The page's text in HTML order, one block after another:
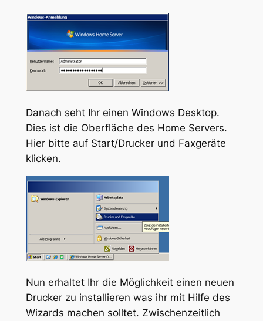
Danach seht Ihr einen Windows Desktop.
Dies ist die Oberfläche des Home Servers.
Hier bitte auf Start/Drucker und Faxgeräte
klicken.
Nun erhaltet Ihr die Möglichkeit einen neuen
Drucker zu installieren was ihr mit Hilfe des
Wizards machen solltet. Zwischenzeitlich